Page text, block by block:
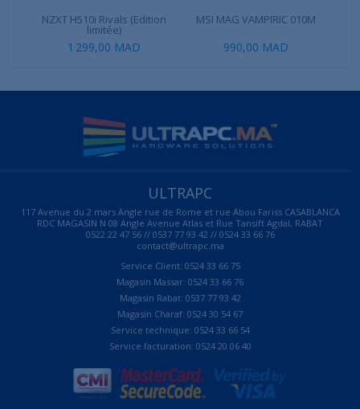
NZXT H510i Rivals (Edition
limitée)
1 299,00 MAD
MSI MAG VAMPIRIC 010M
990,00 MAD
ULTRAPC
117 Avenue du 2 mars Angle rue de Rome et rue Abou Fariss CASABLANCA
RDC MAGASIN N 08 Angle Avenue Atlas et Rue Tansift Agdal, RABAT
0522 22 47 56 // 0537 77 93 42 // 0524 33 66 76
contact@ultrapc.ma
Service Client: 0524 33 66 75
Magasin Massar: 0524 33 66 76
Magasin Rabat: 0537 77 93 42
Magasin Charaf: 0524 30 54 67
Service technique: 0524 33 66 54
Service facturation: 0524 20 06 40